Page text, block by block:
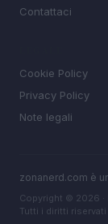
Contattaci
Cookie Policy
Privacy Policy
Note legali
zonanerd.com è
Copyright © 2026 ·
Tutti i diritti riservati